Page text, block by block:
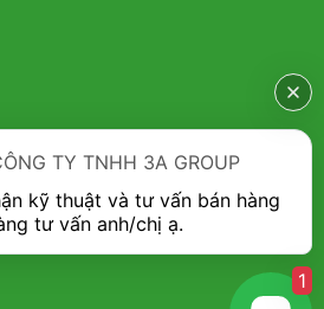
TY TNHH 3A GROUP
kỹ thuật và tư vấn bán hàng
1